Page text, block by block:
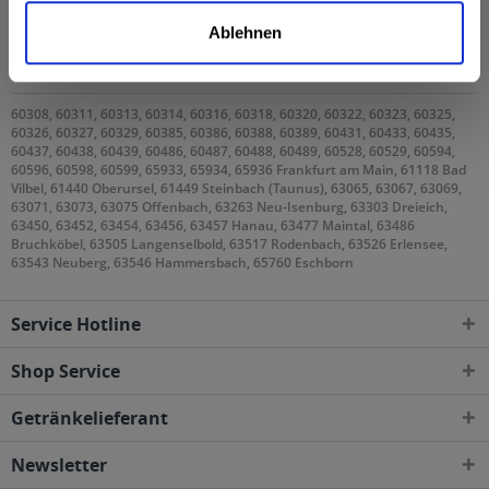
Ablehnen
Licher Isotonisch Alkoholfrei 20 x 0,5l wird in den
folgenden Regionen, Städten, Orten und Postleitzahl-
Gebieten geliefert
60308, 60311, 60313, 60314, 60316, 60318, 60320, 60322, 60323, 60325,
60326, 60327, 60329, 60385, 60386, 60388, 60389, 60431, 60433, 60435,
60437, 60438, 60439, 60486, 60487, 60488, 60489, 60528, 60529, 60594,
60596, 60598, 60599, 65933, 65934, 65936 Frankfurt am Main, 61118 Bad
Vilbel, 61440 Oberursel, 61449 Steinbach (Taunus), 63065, 63067, 63069,
63071, 63073, 63075 Offenbach, 63263 Neu-Isenburg, 63303 Dreieich,
63450, 63452, 63454, 63456, 63457 Hanau, 63477 Maintal, 63486
Bruchköbel, 63505 Langenselbold, 63517 Rodenbach, 63526 Erlensee,
63543 Neuberg, 63546 Hammersbach, 65760 Eschborn
Service Hotline
Shop Service
Getränkelieferant
Newsletter